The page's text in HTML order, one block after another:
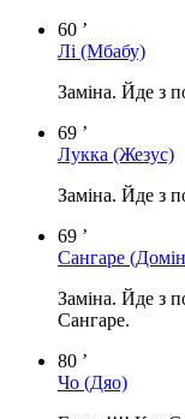
60 ’
Лі (Мбабу)
Заміна. Йде з
69 ’
Лукка (Жезус)
Заміна. Йде з
69 ’
Сангаре
Заміна. Йде з
Сангаре.
80 ’
Чо (Дяо)